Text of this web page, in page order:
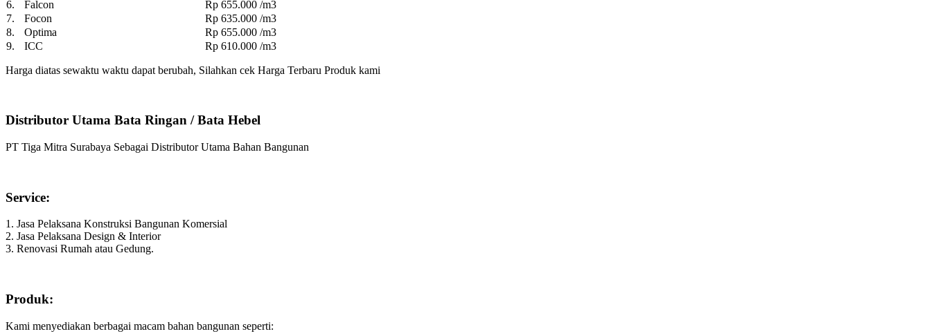
6.
Falcon
Rp 655.000 /m3
7.
Focon
Rp 635.000 /m3
8.
Optima
Rp 655.000 /m3
9.
ICC Rp 610.000 /m3
Harga diatas sewaktu waktu dapat berubah, Silahkan cek Harga Terbaru Produk kami
Distributor Utama Bata Ringan / Bata Hebel
PT Tiga Mitra Surabaya Sebagai Distributor Utama Bahan Bangunan
Service:
1. Jasa Pelaksana Konstruksi Bangunan Komersial
2. Jasa Pelaksana Design & Interior
3. Renovasi Rumah atau Gedung.
Produk:
Kami menyediakan berbagai macam bahan bangunan seperti: